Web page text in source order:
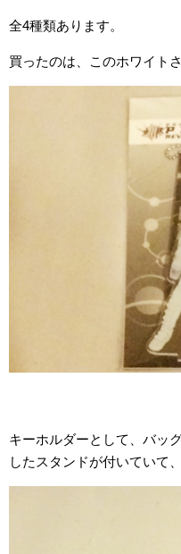
全4種類あります。
買ったのは、このホワイトさ
キーホルダーとして、バッ
したスタンドが付いていて